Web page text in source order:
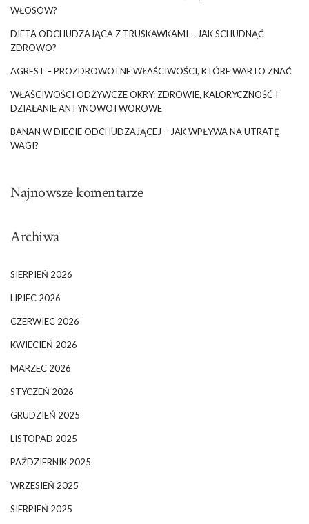
WŁOSÓW?
DIETA ODCHUDZAJĄCA Z TRUSKAWKAMI – JAK SCHUDNĄĆ
ZDROWO?
AGREST – PROZDROWOTNE WŁAŚCIWOŚCI, KTÓRE WARTO ZNAĆ
WŁAŚCIWOŚCI ODŻYWCZE OKRY: ZDROWIE, KALORYCZNOŚĆ I
DZIAŁANIE ANTYNOWOTWOROWE
BANAN W DIECIE ODCHUDZAJĄCEJ – JAK WPŁYWA NA UTRATĘ
WAGI?
Najnowsze komentarze
Archiwa
SIERPIEŃ 2026
LIPIEC 2026
CZERWIEC 2026
KWIECIEŃ 2026
MARZEC 2026
STYCZEŃ 2026
GRUDZIEŃ 2025
LISTOPAD 2025
PAŹDZIERNIK 2025
WRZESIEŃ 2025
SIERPIEŃ 2025